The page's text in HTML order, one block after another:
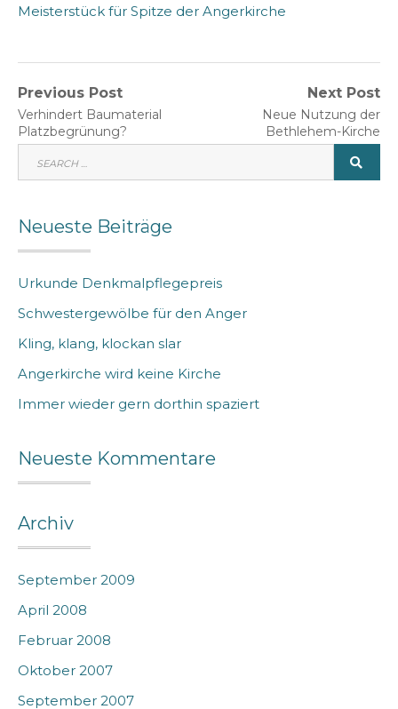
Meisterstück für Spitze der Angerkirche
Beitragsnavigation
Previous Post
Previous
post:
Verhindert Baumaterial
Platzbegrünung?
Next Post
Next
post:
Neue Nutzung der
Bethlehem-Kirche
Neueste Beiträge
Urkunde Denkmalpflegepreis
Schwestergewölbe für den Anger
Kling, klang, klockan slar
Angerkirche wird keine Kirche
Immer wieder gern dorthin spaziert
Neueste Kommentare
Archiv
September 2009
April 2008
Februar 2008
Oktober 2007
September 2007